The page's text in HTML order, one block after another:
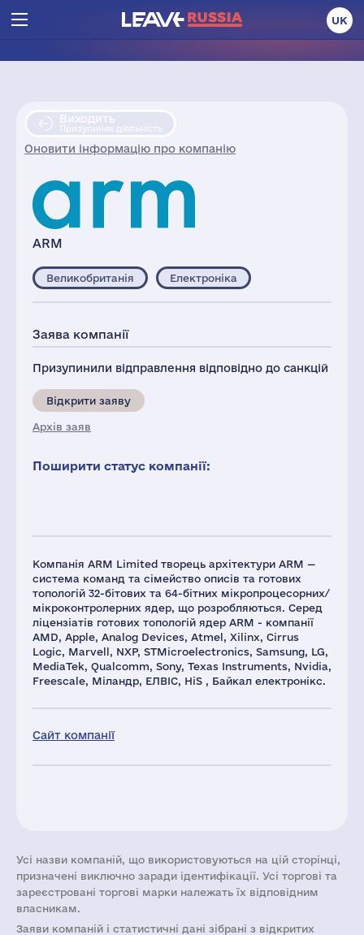
UK
Виходить
Призупиняє діяльність
Оновити інформацію про компанію
ARM
Компанія ARM Limited творець архітектури ARM —
система команд та сімейство описів та готових
топологій 32-бітових та 64-бітних мікропроцесорних/
мікроконтролерних ядер, що розробляються. Серед
ліцензіатів готових топологій ядер ARM - компанії
AMD, Apple, Analog Devices, Atmel, Xilinx, Cirrus
Logic, Marvell, NXP, STMicroelectronics, Samsung, LG,
MediaTek, Qualcomm, Sony, Texas Instruments, Nvidia,
Freescale, Міландр, ЕЛВІС, HiS , Байкал електронікс.
Сайт компанії
Великобританія Електроніка
Заява компанії
Призупинили відправлення відповідно до санкцій
Відкрити заяву
Архів заяв
Поширити статус компанії:
Усі назви компаній, що використовуються на цій сторінці,
призначені виключно заради ідентифікації. Усі торгові та
зареєстровані торгові марки належать їх відповідним
власникам.
Заяви компаній i статистичні дані зібрані з відкритих